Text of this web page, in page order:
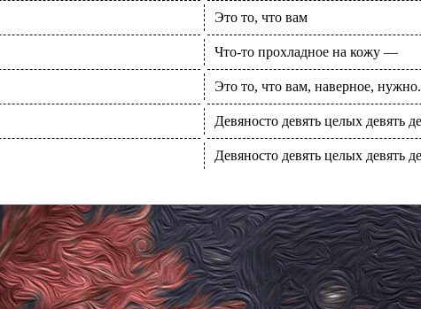
Это то, что вам
Что-то прохладное на кожу —
Это то, что вам, наверное, нужно.
Девяносто девять целых девять
Девяносто девять целых девять